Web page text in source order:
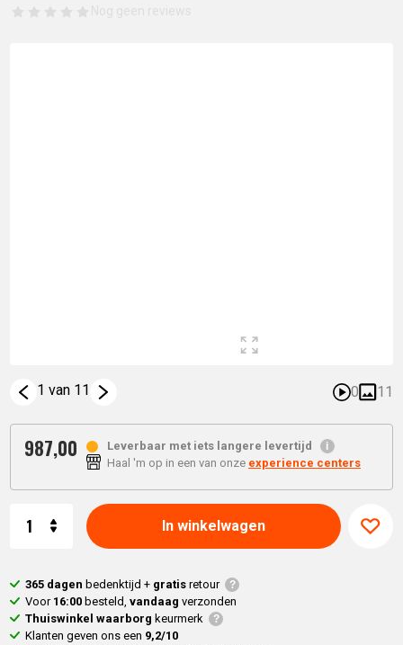
1 van 11 0 11
987,00
Leverbaar met iets langere levertijd
Haal 'm op in een van onze experience centers
In winkelwagen
365 dagen bedenktijd + gratisretour
Voor 16:00 besteld,vandaag verzonden
Thuiswinkel waarborg keurmerk
Klanten geven ons een 9,2/10